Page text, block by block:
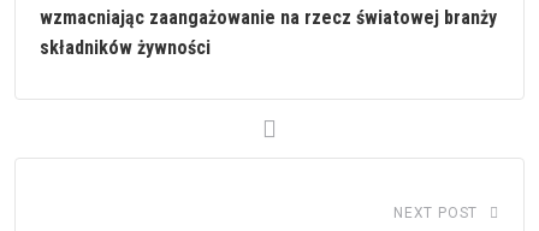
wzmacniając zaangażowanie na rzecz światowej branży
składników żywności
NEXT POST